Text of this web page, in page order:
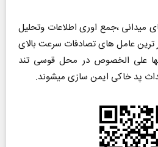
میدانی ،جمع اوری اطلاعات وتحلیل
ترین عامل های تصادفات سرعت بالای
علی الخصوص در محل قوسی تند
پد خاکی ایمن سازی میشوند.